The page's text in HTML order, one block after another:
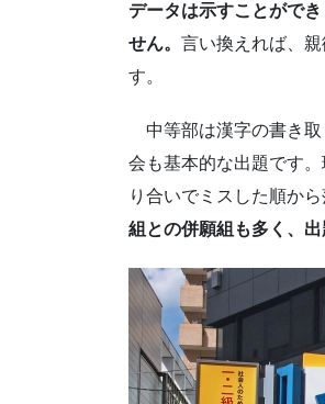
データは示すことがで
せん。 言い換えれば、
す。
中等部は漢字の書き取
会も基本的な出題です
り合いでミスした順か
組との併願組も多く、